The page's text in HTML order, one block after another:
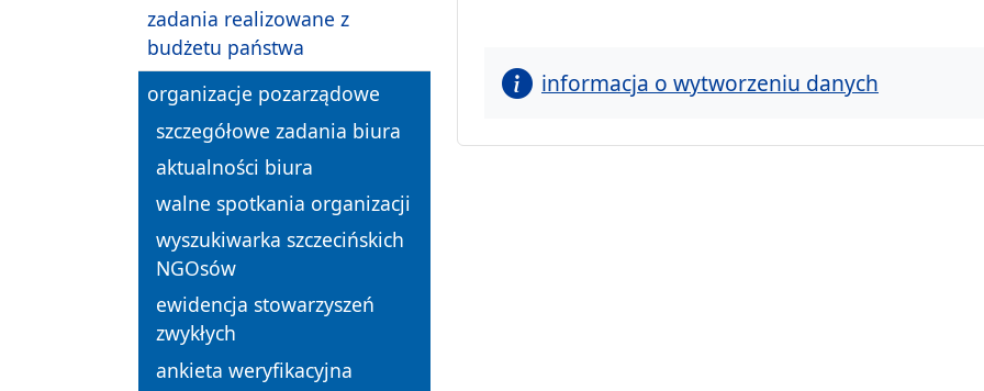
zadania realizowane z
budżetu państwa
organizacje pozarządowe
szczegółowe zadania biura
aktualności biura
walne spotkania organizacji
wyszukiwarka szczecińskich
NGOsów
ewidencja stowarzyszeń
zwykłych
ankieta weryfikacyjna
informacja o wytworzeniu danych